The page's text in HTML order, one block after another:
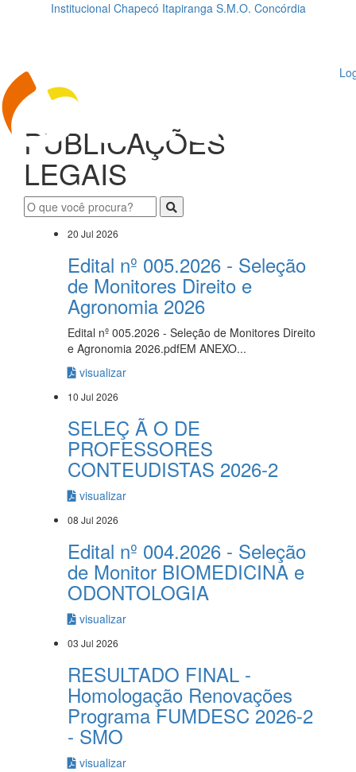
Institucional Chapecó Itapiranga S.M.O. Concórdia
PUBLICAÇÕES
LEGAIS
20 Jul 2026
Edital nº 005.2026 - Seleção
de Monitores Direito e
Agronomia 2026
Edital nº 005.2026 - Seleção de Monitores Direito
e Agronomia 2026.pdfEM ANEXO...
visualizar
10 Jul 2026
SELEÇ Ã O DE
PROFESSORES
CONTEUDISTAS 2026-2
visualizar
08 Jul 2026
Edital nº 004.2026 - Seleção
de Monitor BIOMEDICINA e
ODONTOLOGIA
visualizar
03 Jul 2026
RESULTADO FINAL -
Homologação Renovações
Programa FUMDESC 2026-2
- SMO
visualizar